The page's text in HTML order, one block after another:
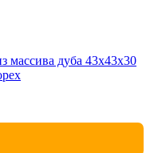
массива дуба 43х43х30